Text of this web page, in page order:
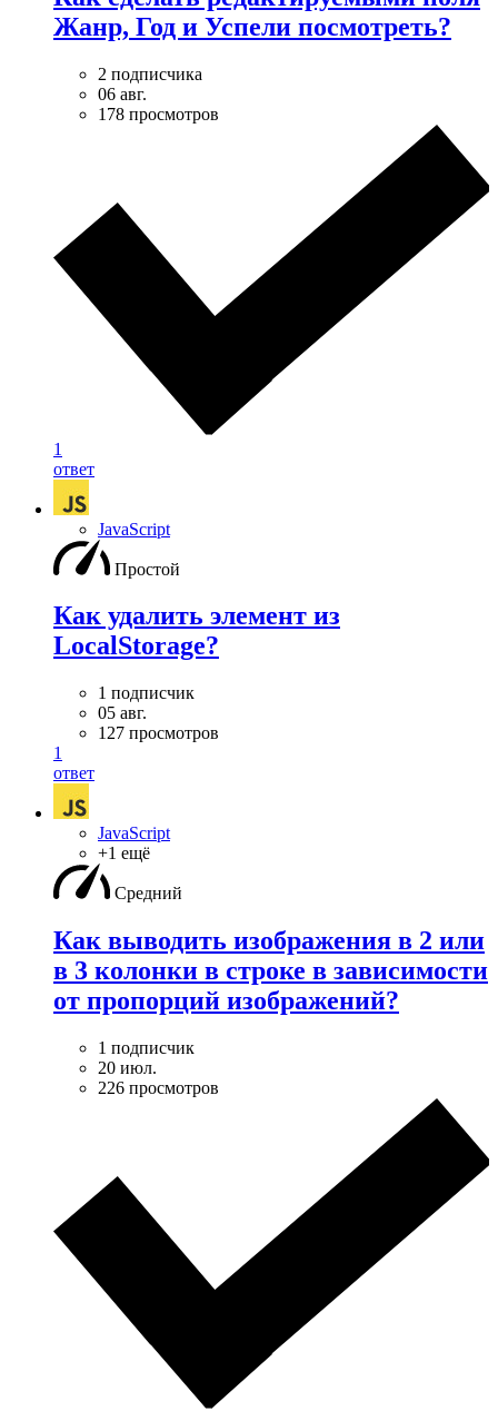
Жанр, Год и Успели посмотреть?
2 подписчика
06 авг.
178 просмотров
1
ответ
JavaScript
Простой
Как удалить элемент из
LocalStorage?
1 подписчик
05 авг.
127 просмотров
1
ответ
JavaScript
+1 ещё
Средний
Как выводить изображения в 2 или
в 3 колонки в строке в зависимости
от пропорций изображений?
1 подписчик
20 июл.
226 просмотров